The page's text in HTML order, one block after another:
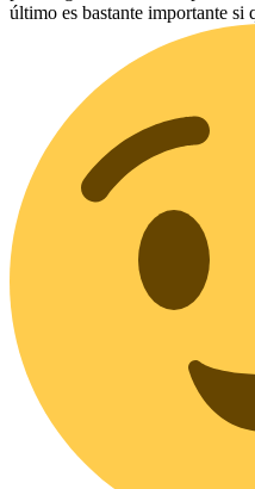
último es bastante importante si